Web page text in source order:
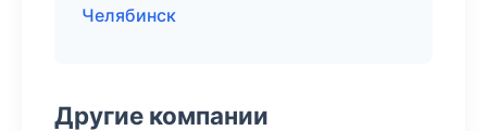
Челябинск
Другие компании